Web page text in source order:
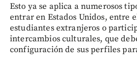
Esto ya se aplica a numerosos
entrar en Estados Unidos, entre
estudiantes extranjeros o
intercambios culturales, que
configuración de sus perfiles